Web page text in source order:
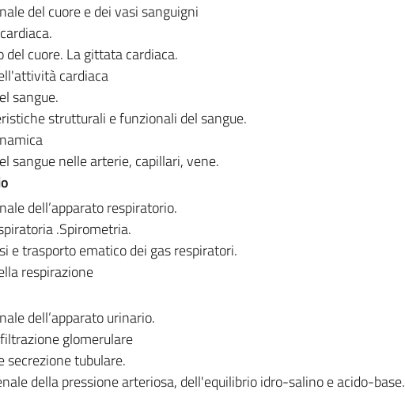
del cuore e dei vasi sanguigni
del cuore. La gittata cardiaca.
cardiaca
sangue.
strutturali e funzionali del sangue.
sangue nelle arterie, capillari, vene.
dell’apparato respiratorio.
.Spirometria.
e trasporto ematico dei gas respiratori.
respirazione
dell’apparato urinario.
glomerulare
secrezione tubulare.
della pressione arteriosa, dell'equilibrio idro-salino e acido-base.